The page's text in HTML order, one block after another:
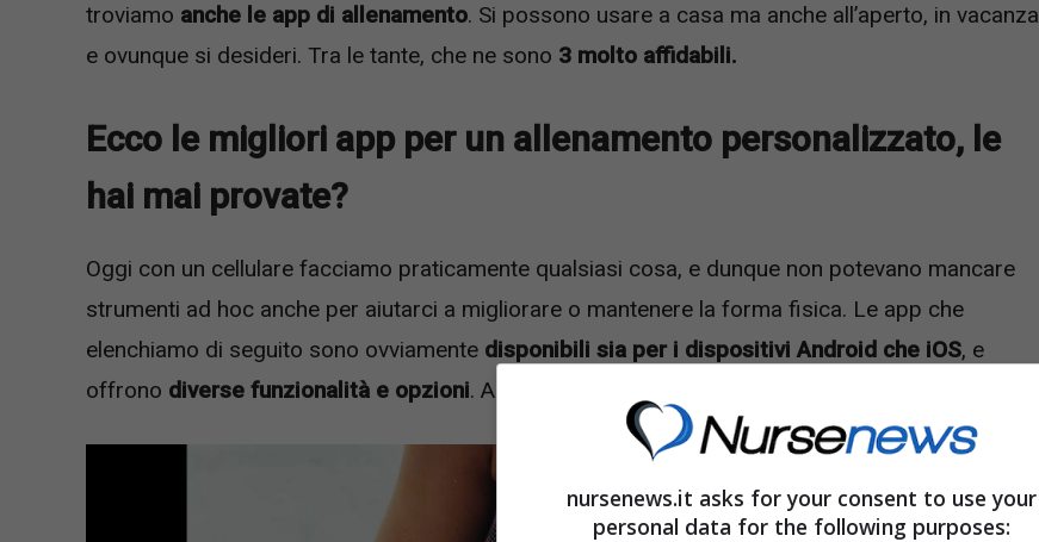
troviamo anche le app di allenamento. Si possono usare a casa ma anche all’aperto, in vacanza
e ovunque si desideri. Tra le tante, che ne sono 3 molto affidabili.
Ecco le migliori app per un allenamento personalizzato, le
hai mai provate?
Oggi con un cellulare facciamo praticamente qualsiasi cosa, e dunque non potevano mancare
strumenti ad hoc anche per aiutarci a migliorare o mantenere la forma fisica. Le app che
elenchiamo di seguito sono ovviamente disponibili sia per i dispositivi Android che iOS, e
offrono diverse funzionalità e opzioni. Andiamo a scoprire quali.
nursenews.it asks for your consent to use your
personal data for the following purposes: